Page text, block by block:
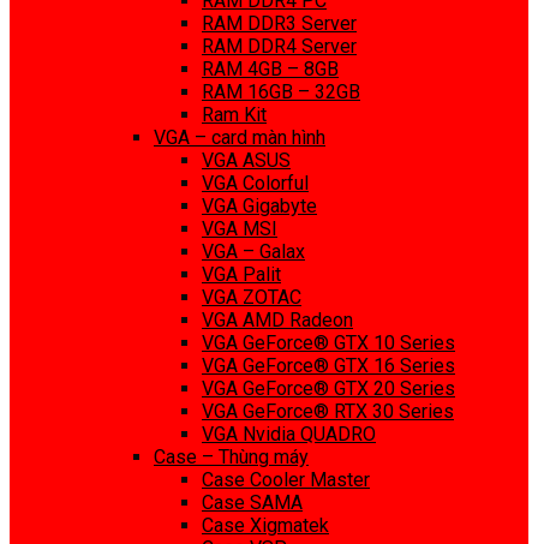
RAM DDR3 Server
RAM DDR4 Server
RAM 4GB – 8GB
RAM 16GB – 32GB
Ram Kit
VGA – card màn hình
VGA ASUS
VGA Colorful
VGA Gigabyte
VGA MSI
VGA – Galax
VGA Palit
VGA ZOTAC
VGA AMD Radeon
VGA GeForce® GTX 10 Series
VGA GeForce® GTX 16 Series
VGA GeForce® GTX 20 Series
VGA GeForce® RTX 30 Series
VGA Nvidia QUADRO
Case – Thùng máy
Case Cooler Master
Case SAMA
Case Xigmatek